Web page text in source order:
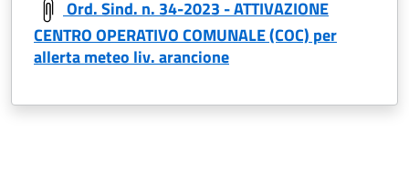
Ord. Sind. n. 34-2023 - ATTIVAZIONE
CENTRO OPERATIVO COMUNALE (COC) per
allerta meteo liv. arancione